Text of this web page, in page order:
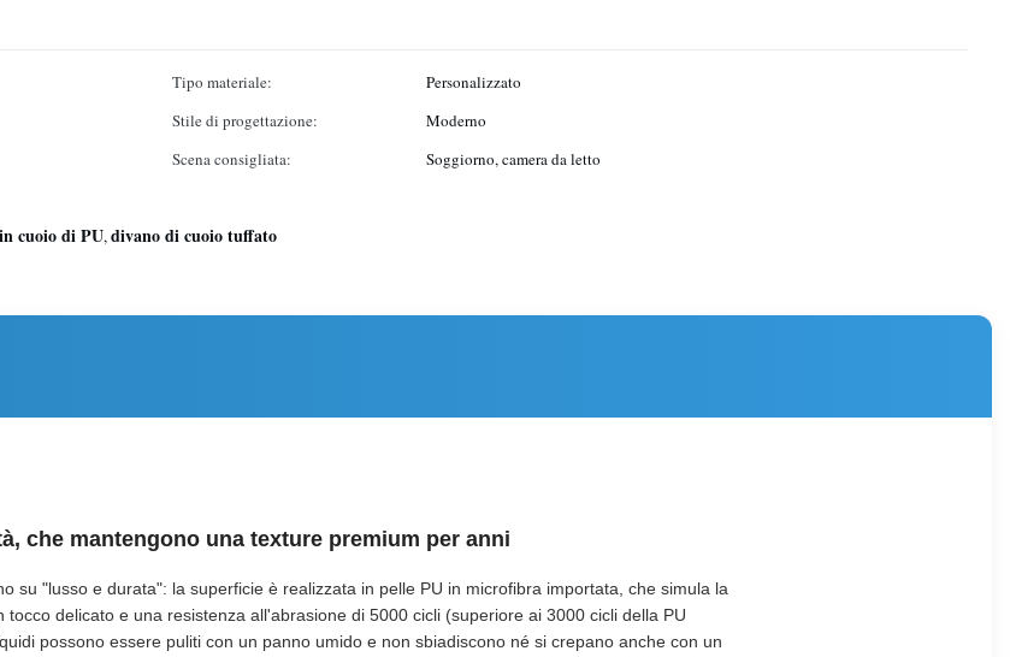
Tipo materiale:
Personalizzato
Stile di progettazione:
Moderno
Scena consigliata:
Soggiorno, camera da letto
cuoio di PU,divano di cuoio tuffato
che mantengono una texture premium per anni
su "lusso e durata": la superficie è realizzata in pelle PU in microfibra importata, che simula la
delicato e una resistenza all'abrasione di 5000 cicli (superiore ai 3000 cicli della PU
possono essere puliti con un panno umido e non sbiadiscono né si crepano anche con un